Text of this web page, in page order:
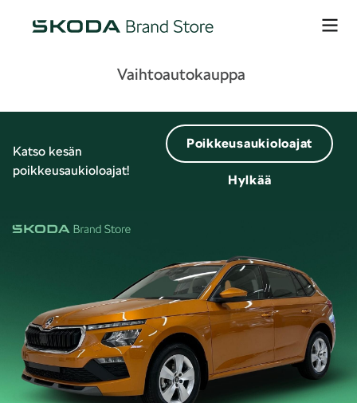
Vaihtoautokauppa
Katso kesän
poikkeusaukioloajat!
Poikkeusaukioloajat
Hylkää